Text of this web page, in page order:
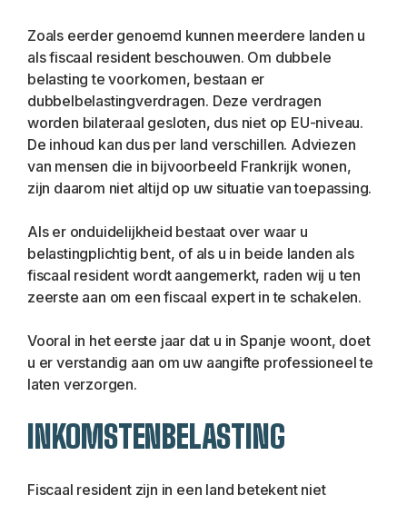
Zoals eerder genoemd kunnen meerdere landen u
als fiscaal resident beschouwen. Om dubbele
belasting te voorkomen, bestaan er
dubbelbelastingverdragen. Deze verdragen
worden bilateraal gesloten, dus niet op EU-niveau.
De inhoud kan dus per land verschillen. Adviezen
van mensen die in bijvoorbeeld Frankrijk wonen,
zijn daarom niet altijd op uw situatie van toepassing.
Als er onduidelijkheid bestaat over waar u
belastingplichtig bent, of als u in beide landen als
fiscaal resident wordt aangemerkt, raden wij u ten
zeerste aan om een fiscaal expert in te schakelen.
Vooral in het eerste jaar dat u in Spanje woont, doet
u er verstandig aan om uw aangifte professioneel te
laten verzorgen.
INKOMSTENBELASTING
Fiscaal resident zijn in een land betekent niet